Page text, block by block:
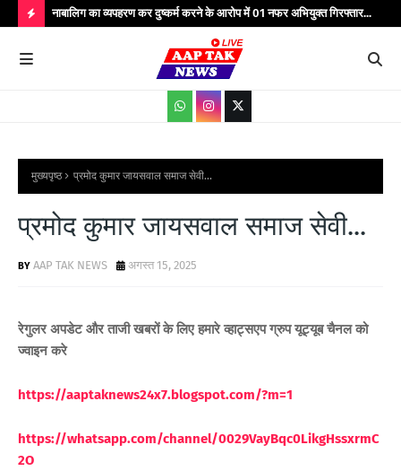
O
S
S
नाबालिग का व्यपहरण कर दुष्कर्म करने के आरोप में 01 नफर अभियुक्त गिरफ्तार...
मुख्यपृष्ठ प्रमोद कुमार जायसवाल समाज सेवी...
प्रमोद कुमार जायसवाल समाज सेवी...
AAP TAK NEWS अगस्त 15, 2025
रेगुलर अपडेट और ताजी खबरों के लिए हमारे व्हाट्सएप ग्रुप यूट्यूब चैनल को
ज्वाइन करे
https://aaptaknews24x7.blogspot.com/?m=1
https://whatsapp.com/channel/0029VayBqc0LikgHssxrmC
2O